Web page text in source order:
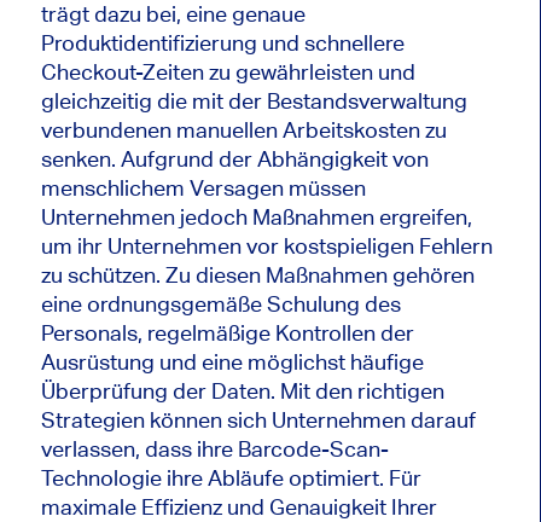
trägt dazu bei, eine genaue
Produktidentifizierung und schnellere
Checkout-Zeiten zu gewährleisten und
gleichzeitig die mit der Bestandsverwaltung
verbundenen manuellen Arbeitskosten zu
senken. Aufgrund der Abhängigkeit von
menschlichem Versagen müssen
Unternehmen jedoch Maßnahmen ergreifen,
um ihr Unternehmen vor kostspieligen Fehlern
zu schützen. Zu diesen Maßnahmen gehören
eine ordnungsgemäße Schulung des
Personals, regelmäßige Kontrollen der
Ausrüstung und eine möglichst häufige
Überprüfung der Daten. Mit den richtigen
Strategien können sich Unternehmen darauf
verlassen, dass ihre Barcode-Scan-
Technologie ihre Abläufe optimiert. Für
maximale Effizienz und Genauigkeit Ihrer